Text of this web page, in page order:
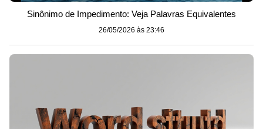
Sinônimo de Impedimento: Veja Palavras Equivalentes
26/05/2026 às 23:46